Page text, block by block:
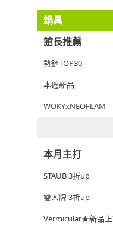
鍋具
館長推薦
熱銷TOP30
本週新品
WOKYxNEOFLAM
本月主打
STAUB 3折up
雙人牌 3折up
Vermicular★新品